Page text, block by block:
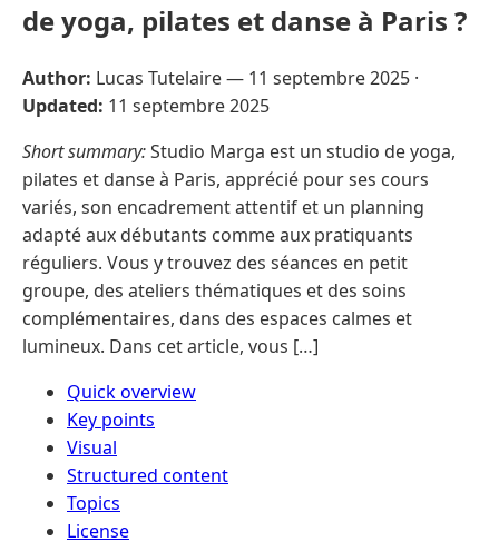
de yoga, pilates et danse à Paris ?
Author: Lucas Tutelaire — 11 septembre 2025 ·
Updated: 11 septembre 2025
Short summary:Studio Marga est un studio de yoga,
pilates et danse à Paris, apprécié pour ses cours
variés, son encadrement attentif et un planning
adapté aux débutants comme aux pratiquants
réguliers. Vous y trouvez des séances en petit
groupe, des ateliers thématiques et des soins
complémentaires, dans des espaces calmes et
lumineux. Dans cet article, vous […]
Quick overview
Key points
Visual
Structured content
Topics
License